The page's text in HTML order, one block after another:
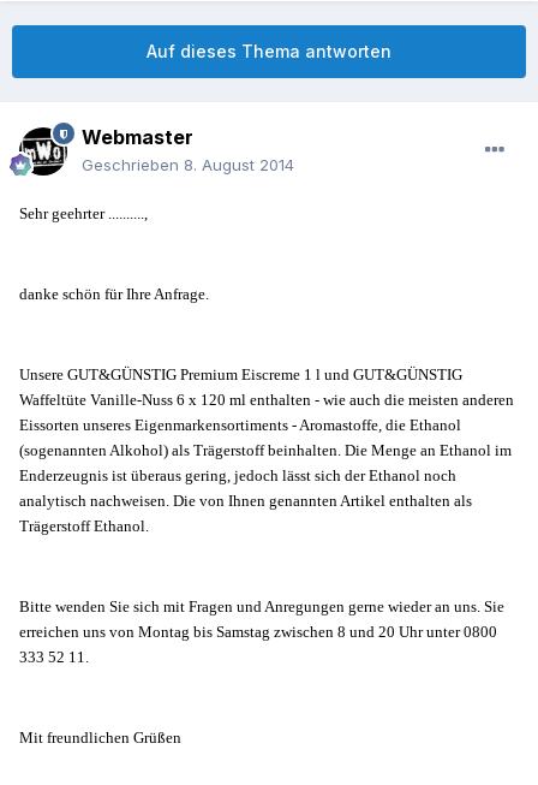
Auf dieses Thema antworten
Webmaster
Geschrieben 8. August 2014
Sehr geehrter ..........,
danke schön für Ihre Anfrage.
Unsere GUT&GÜNSTIG Premium Eiscreme 1 l und GUT&GÜNSTIG
Waffeltüte Vanille-Nuss 6 x 120 ml enthalten - wie auch die meisten anderen
Eissorten unseres Eigenmarkensortiments - Aromastoffe, die Ethanol
(sogenannten Alkohol) als Trägerstoff beinhalten. Die Menge an Ethanol im
Enderzeugnis ist überaus gering, jedoch lässt sich der Ethanol noch
analytisch nachweisen. Die von Ihnen genannten Artikel enthalten als
Trägerstoff Ethanol.
Bitte wenden Sie sich mit Fragen und Anregungen gerne wieder an uns. Sie
erreichen uns von Montag bis Samstag zwischen 8 und 20 Uhr unter 0800
333 52 11.
Mit freundlichen Grüßen